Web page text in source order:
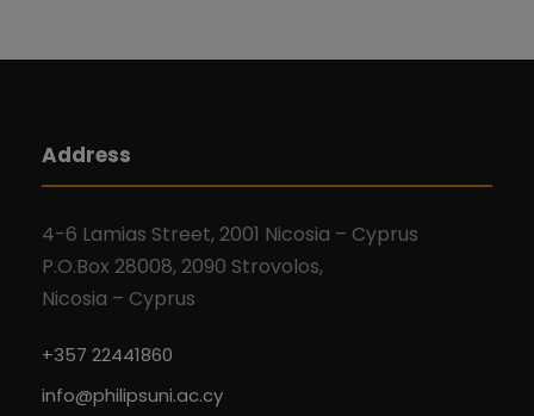
Address
4-6 Lamias Street, 2001 Nicosia – Cyprus
P.O.Box 28008, 2090 Strovolos,
Nicosia – Cyprus
+357 22441860
info@philipsuni.ac.cy